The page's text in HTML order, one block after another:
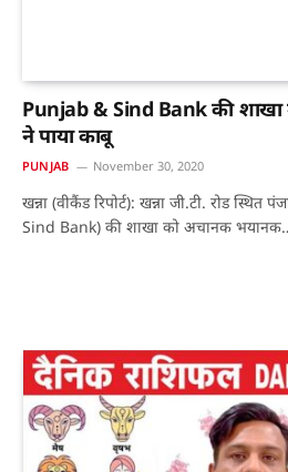
Punjab & Sind Bank की शाखा
ने पाया काबू
PUNJAB November 30, 2020
खन्ना (वीकैंड रिपोर्ट): खन्ना जी.टी. रोड
Sind Bank) की शाखा को अचानक